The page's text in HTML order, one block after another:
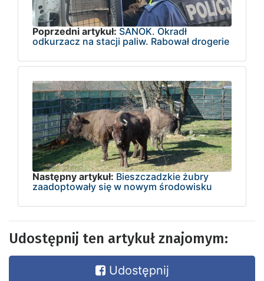
Poprzedni artykuł: SANOK. Okradł
odkurzacz na stacji paliw. Rabował drogerie
Następny artykuł: Bieszczadzkie żubry
zaadoptowały się w nowym środowisku
Udostępnij ten artykuł znajomym:
Udostępnij